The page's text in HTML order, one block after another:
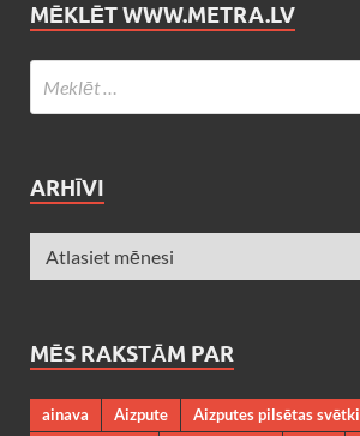
MĒKLĒT WWW.METRA.LV
ARHĪVI
MĒS RAKSTĀM PAR
ainava Aizpute Aizputes pilsētas svētki